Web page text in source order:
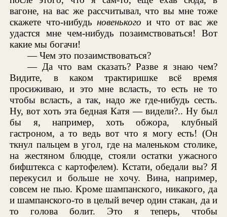
вагоне, на вас же рассчитывал, что вы мне тоже
скажете что-нибудьновенького и что от вас же
удастся мне чем-нибудь позаимствоваться! Вот
какие мы богачи!
— Чем это позаимствоваться?
— Да что вам сказать? Разве я знаю чем?
Видите, в каком трактиришке всё время
просиживаю, и это мне всласть, то есть не то
чтобы всласть, а так, надо же где-нибудь сесть.
Ну, вот хоть эта бедная Катя — видели?.. Ну был
бы я, например, хоть обжора, клубный
гастроном, а то ведь вот что я могу есть! (Он
ткнул пальцем в угол, где на маленьком столике,
на жестяном блюдце, стояли остатки ужасного
бифштекса с картофелем). Кстати, обедали вы? Я
перекусил и больше не хочу. Вина, например,
совсем не пью. Кроме шампанского, никакого, да
и шампанского-то в целый вечер один стакан, да и
то голова болит. Это я теперь, чтобы